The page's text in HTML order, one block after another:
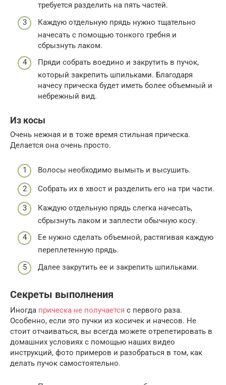
требуется разделить на пять частей.
Каждую отдельную прядь нужно тщательно
начесать с помощью тонкого гребня и
сбрызнуть лаком.
Пряди собрать воедино и закрутить в пучок,
который закрепить шпильками. Благодаря
начесу прическа будет иметь более объемный и
небрежный вид.
Из косы
Очень нежная и в тоже время стильная прическа.
Делается она очень просто.
Волосы необходимо вымыть и высушить.
Собрать их в хвост и разделить его на три части.
Каждую отдельную прядь слегка начесать,
сбрызнуть лаком и заплести обычную косу.
Ее нужно сделать объемной, растягивая каждую
переплетенную прядь.
Далее закрутить ее и закрепить шпильками.
Секреты выполнения
Иногда прическа не получается с первого раза.
Особенно, если это пучки из косичек и начесов. Не
стоит отчаиваться, вы всегда можете отрепетировать в
домашних условиях с помощью наших видео
инструкций, фото примеров и разобраться в том, как
делать пучок самостоятельно.